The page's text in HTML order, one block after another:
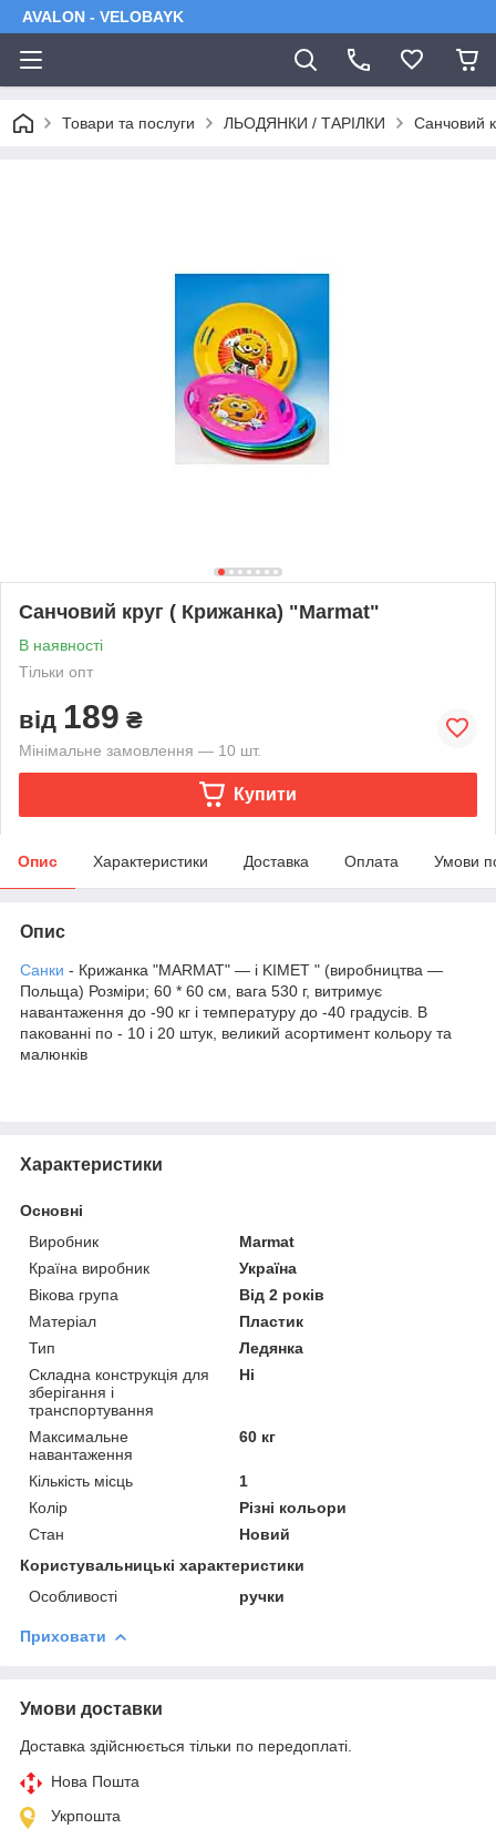
AVALON - VELOBAYK
Товари та послуги ЛЬОДЯНКИ / ТАРІЛКИ Санчовий
Санчовий круг ( Крижанка) "Marmat"
В наявності
Тільки опт
від 189 ₴
Мінімальне замовлення — 10 шт.
Купити
Опис Характеристики Доставка Оплата Умови
Опис
Санки - Крижанка "MARMAT" — і KIMET " (виробництва —
Польща) Розміри; 60 * 60 см, вага 530 г, витримує
навантаження до -90 кг і температуру до -40 градусів. В
пакованні по - 10 і 20 штук, великий асортимент кольору та
малюнків
Характеристики
Основні
Виробник
Marmat
Країна виробник
Україна
Вікова група
Від 2 років
Матеріал
Пластик
Тип
Ледянка
Складна конструкція для
зберігання і
транспортування
Ні
Максимальне
навантаження
60 кг
Кількість місць
1
Колір
Різні кольори
Стан
Новий
Користувальницькі характеристики
Особливості
ручки
Приховати
Умови доставки
Доставка здійснюється тільки по передоплаті.
Нова Пошта
Укрпошта